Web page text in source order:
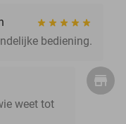
bediening.
weet tot